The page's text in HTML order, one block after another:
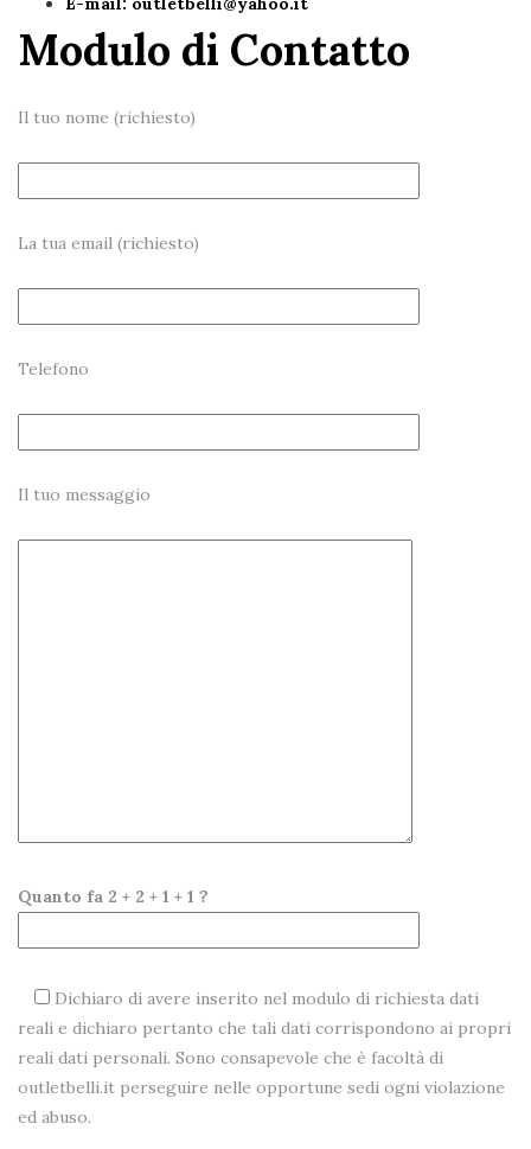
Modulo di Contatto
Il tuo nome (richiesto)
La tua email (richiesto)
Telefono
Il tuo messaggio
Quanto fa 2 + 2 + 1 + 1 ?
Dichiaro di avere inserito nel modulo di richiesta dati
reali e dichiaro pertanto che tali dati corrispondono ai propri
reali dati personali. Sono consapevole che è facoltà di
outletbelli.it perseguire nelle opportune sedi ogni violazione
ed abuso.